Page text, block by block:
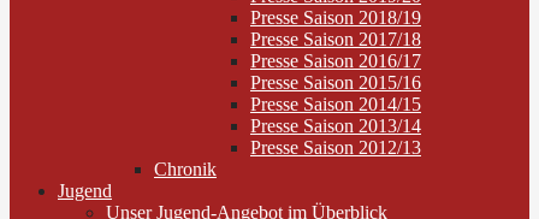
Presse Saison 2018/19
Presse Saison 2017/18
Presse Saison 2016/17
Presse Saison 2015/16
Presse Saison 2014/15
Presse Saison 2013/14
Presse Saison 2012/13
Chronik
Jugend
Unser Jugend-Angebot im Überblick